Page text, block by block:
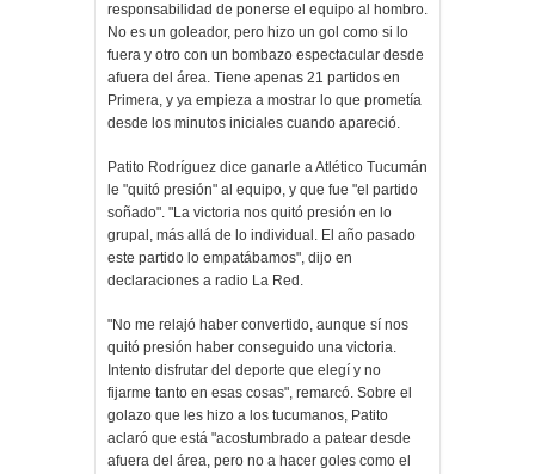
responsabilidad de ponerse el equipo al hombro.
No es un goleador, pero hizo un gol como si lo
fuera y otro con un bombazo espectacular desde
afuera del área. Tiene apenas 21 partidos en
Primera, y ya empieza a mostrar lo que prometía
desde los minutos iniciales cuando apareció.
Patito Rodríguez dice ganarle a Atlético Tucumán
le "quitó presión" al equipo, y que fue "el partido
soñado". "La victoria nos quitó presión en lo
grupal, más allá de lo individual. El año pasado
este partido lo empatábamos", dijo en
declaraciones a radio La Red.
"No me relajó haber convertido, aunque sí nos
quitó presión haber conseguido una victoria.
Intento disfrutar del deporte que elegí y no
fijarme tanto en esas cosas", remarcó. Sobre el
golazo que les hizo a los tucumanos, Patito
aclaró que está "acostumbrado a patear desde
afuera del área, pero no a hacer goles como el